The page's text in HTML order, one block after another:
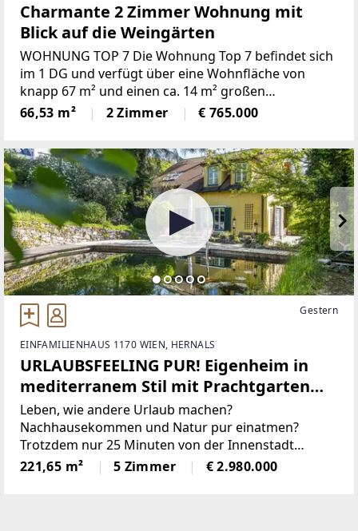
Charmante 2 Zimmer Wohnung mit
Blick auf die Weingärten
WOHNUNG TOP 7 Die Wohnung Top 7 befindet sich
im 1 DG und verfügt über eine Wohnfläche von
knapp 67 m² und einen ca. 14 m² großen
Balkon. Über den Vorraum gelangen Sie direkt in die
lichtdurchflutete ca. 29 m²
66,53 m² 2 Zimmer € 765.000
Gestern
EINFAMILIENHAUS 1170 WIEN, HERNALS
URLAUBSFEELING PUR! Eigenheim in
mediterranem Stil mit Prachtgarten
und Badeteich! Absolute Privatsphäre!
Leben, wie andere Urlaub machen?
Nachhausekommen und Natur pur einatmen?
Trotzdem nur 25 Minuten von der Innenstadt
entfernt?Wenn Sie das suchen, dann ist diese
Liegenschaft genau das Richtige für Sie!DIE LAGEIn
221,65 m² 5 Zimmer € 2.980.000